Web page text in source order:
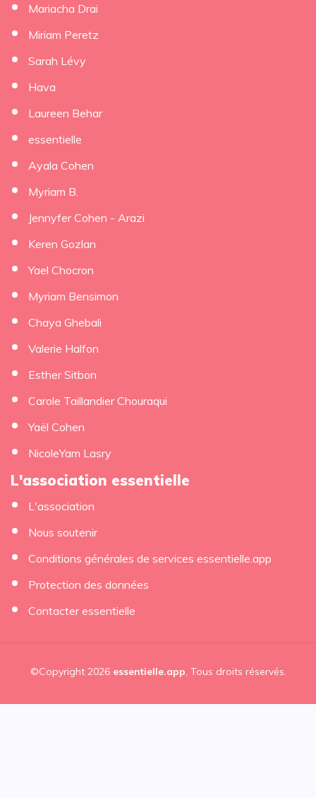
Mariacha Drai
Miriam Peretz
Sarah Lévy
Hava
Laureen Behar
essentielle
Ayala Cohen
Myriam B.
Jennyfer Cohen - Arazi
Keren Gozlan
Yael Chocron
Myriam Bensimon
Chaya Ghebali
Valerie Halfon
Esther Sitbon
Carole Taillandier Chouraqui
Yaël Cohen
NicoleYam Lasry
L'association essentielle
L'association
Nous soutenir
Conditions générales de services essentielle.app
Protection des données
Contacter essentielle
©Copyright 2026 essentielle.app, Tous droits réservés.